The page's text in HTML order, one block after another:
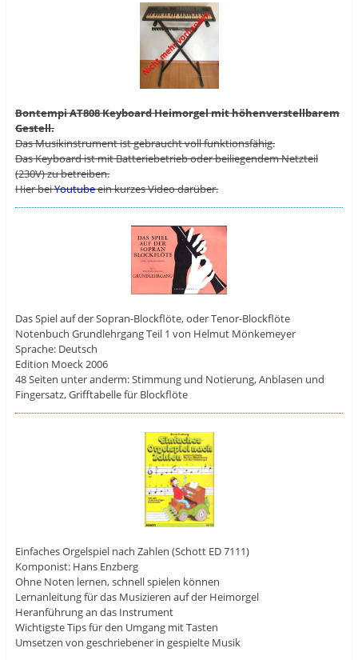
Bontempi AT808 Keyboard Heimorgel mit höhenverstellbarem
Gestell.
Das Musikinstrument ist gebraucht voll funktionsfähig.
Das Keyboard ist mit Batteriebetrieb oder beiliegendem Netzteil
(230V) zu betreiben.
Hier beiYoutubeein kurzes Video darüber.
Das Spiel auf der Sopran-Blockflöte, oder Tenor-Blockflöte
Notenbuch Grundlehrgang Teil 1 von Helmut Mönkemeyer
Sprache: Deutsch
Edition Moeck 2006
48 Seiten unter anderm: Stimmung und Notierung, Anblasen und
Fingersatz, Grifftabelle für Blockflöte
Einfaches Orgelspiel nach Zahlen (Schott ED 7111)
Komponist: Hans Enzberg
Ohne Noten lernen, schnell spielen können
Lernanleitung für das Musizieren auf der Heimorgel
Heranführung an das Instrument
Wichtigste Tips für den Umgang mit Tasten
Umsetzen von geschriebener in gespielte Musik